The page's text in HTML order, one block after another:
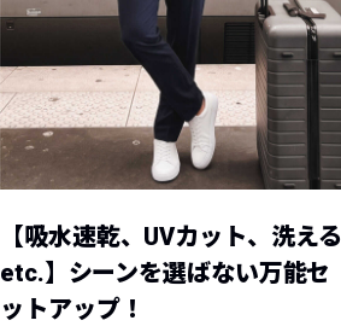
【吸水速乾、UVカット、洗える
etc.】シーンを選ばない万能セ
ットアップ！